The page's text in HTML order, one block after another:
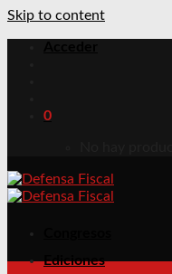
Skip to content
0
Ediciones